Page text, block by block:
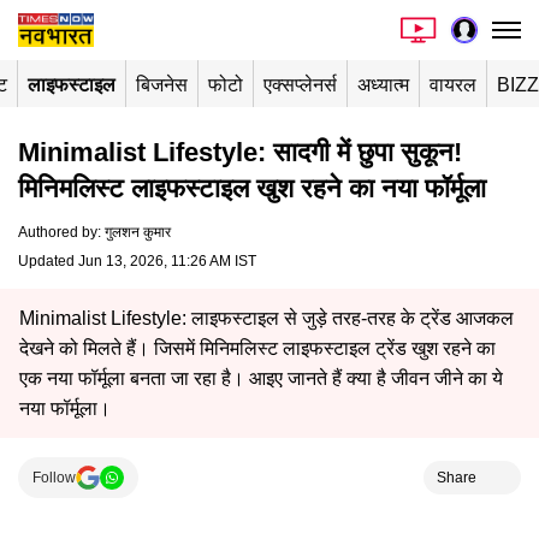
लाइफस्टाइल बिजनेस फोटो एक्सप्लेनर्स अध्यात्म वायरल
Minimalist Lifestyle: सादगी में छुपा सुकून!
मिनिमलिस्ट लाइफस्टाइल खुश रहने का नया फॉर्मूला
Authored by: गुलशन कुमार
Updated Jun 13, 2026, 11:26 AM IST
Minimalist Lifestyle: लाइफस्टाइल से जुड़े तरह-तरह के ट्रेंड आजकल
देखने को मिलते हैं। जिसमें मिनिमलिस्ट लाइफस्टाइल ट्रेंड खुश रहने का
एक नया फॉर्मूला बनता जा रहा है। आइए जानते हैं क्या है जीवन जीने का ये
नया फॉर्मूला।
Follow Share